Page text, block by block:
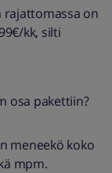
rajattomassa on
kk, silti
osa pakettiin?
meneekö koko
mpm.